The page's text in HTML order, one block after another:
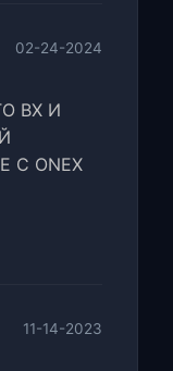
02-24-2024
ВХ И
С ONEX
11-14-2023